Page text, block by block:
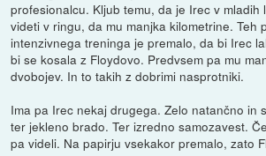
profesionalcu. Kljub temu, da je Irec v mladih
videti v ringu, da mu manjka kilometrine. Teh
intenzivnega treninga je premalo, da bi Irec
bi se kosala z Floydovo. Predvsem pa mu
dvobojev. In to takih z dobrimi nasprotniki.
Ima pa Irec nekaj drugega. Zelo natančno in
ter jekleno brado. Ter izredno samozavest.
pa videli. Na papirju vsekakor premalo, zato